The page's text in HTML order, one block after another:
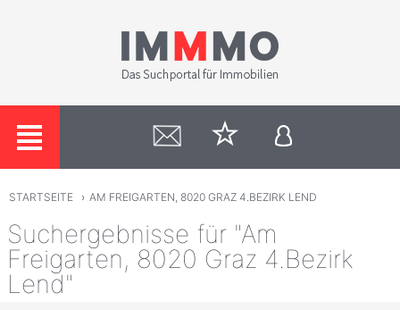
STARTSEITE › AM FREIGARTEN, 8020 GRAZ 4.BEZIRK LEND
Suchergebnisse für "Am
Freigarten, 8020 Graz 4.Bezirk
Lend"